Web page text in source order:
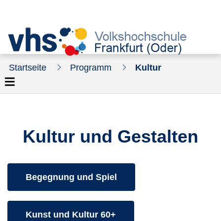
Startseite Programm Kultur
Kultur und Gestalten
Kurse des folgenden Fachbereiches aufrufen:
Begegnung und Spiel
Kurse des folgenden Fachbereiches aufrufen:
Kunst und Kultur 60+